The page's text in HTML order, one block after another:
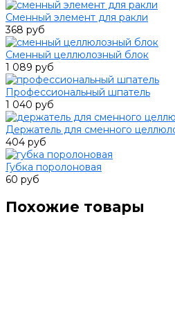
Сменный элемент для ракли
368 руб
Сменный целлюлозный блок
1 089 руб
Профессиональный шпатель
1 040 руб
Держатель для сменного
404 руб
Губка поролоновая
60 руб
Похожие товары